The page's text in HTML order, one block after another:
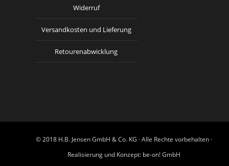
Widerruf
Versandkosten und Lieferung
Retourenabwicklung
© 2018 H.B. Jensen GmbH & Co. KG · Alle Rechte vorbehalten ·
Realisierung und Konzept: be-on! GmbH